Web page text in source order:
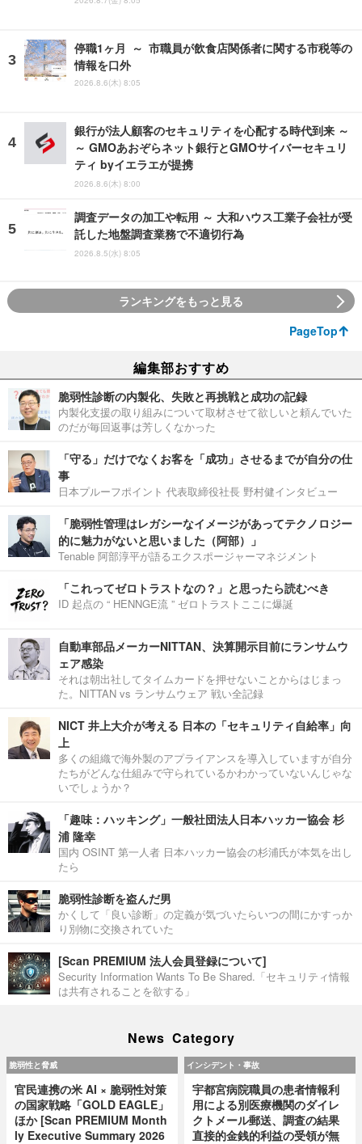
停職1ヶ月 ～ 市職員が飲食店関係者に関する市税等の
情報を口外
2026.8.6(木) 8:05
銀行が法人顧客のセキュリティを心配する時代到来 ～
～ GMOあおぞらネット銀行とGMOサイバーセキュリ
ティ byイエラエが提携
2026.8.6(木) 8:00
調査データの加工や転用 ～ 大和ハウス工業子会社が受
託した地盤調査業務で不適切行為
2026.8.5(水) 8:05
ランキングをもっと見る
PageTop
編集部おすすめ
脆弱性診断の内製化、失敗と再挑戦と成功の記録
内製化支援の取り組みについて取材させて欲しいと頼んでいた
のだが毎回返事は芳しくなかった
「守る」だけでなくお客を「成功」させるまでが自分の仕
事
日本プルーフポイント 代表取締役社長 野村健インタビュー
「脆弱性管理はレガシーなイメージがあってテクノロジー
的に魅力がないと思いました（阿部）」
Tenable 阿部淳平が語るエクスポージャーマネジメント
「これってゼロトラストなの？」と思ったら読むべき
ID 起点の “ HENNGE流 ” ゼロトラストここに爆誕
自動車部品メーカーNITTAN、決算開示目前にランサムウ
ェア感染
それは朝出社してタイムカードを押せないことからはじまっ
た。NITTAN vs ランサムウェア 戦い全記録
NICT 井上大介が考える 日本の「セキュリティ自給率」向
上
多くの組織で海外製のアプライアンスを導入していますが自分
たちがどんな仕組みで守られているかわかっていないんじゃな
いでしょうか？
「趣味：ハッキング」一般社団法人日本ハッカー協会 杉
浦 隆幸
国内 OSINT 第一人者 日本ハッカー協会の杉浦氏が本気を出し
たら
脆弱性診断を盗んだ男
かくして「良い診断」の定義が気づいたらいつの間にかすっか
り別物に交換されていた
[Scan PREMIUM 法人会員登録について]
Security Information Wants To Be Shared.「セキュリティ情報
は共有されることを欲する」
News Category
脆弱性と脅威
官民連携の米 AI × 脆弱性対策
の国家戦略「GOLD EAGLE」
ほか [Scan PREMIUM Month
ly Executive Summary 2026
インシデント・事故
宇都宮病院職員の患者情報利
用による別医療機関のダイレ
クトメール郵送、調査の結果
直接的金銭的利益の受領が無